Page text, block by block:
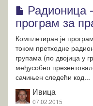
Радионица
програм за
Комплетиран је
током претходне
групама (по двојица у
међусобно
сачињен следећи код...
Ивица
07.02.2015